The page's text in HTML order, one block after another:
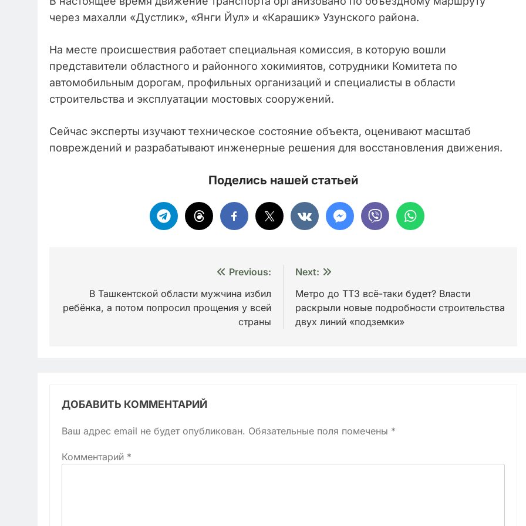
через махалли «Дустлик», «Янги Йул» и «Карашик» Узунского района.
На месте происшествия работает специальная комиссия, в которую вошли
представители областного и районного хокимиятов, сотрудники Комитета по
автомобильным дорогам, профильных организаций и специалисты в области
строительства и эксплуатации мостовых сооружений.
Сейчас эксперты изучают техническое состояние объекта, оценивают масштаб
повреждений и разрабатывают инженерные решения для восстановления движения.
Поделись нашей статьей
записям
Previous:
В Ташкентской области мужчина избил
ребёнка, а потом попросил прощения у всей
страны
Next:
Метро до ТТЗ всё-таки будет? Власти
раскрыли новые подробности строительства
двух линий «подземки»
ДОБАВИТЬ КОММЕНТАРИЙ
Ваш адрес email не будет опубликован. Обязательные поля помечены *
Комментарий *